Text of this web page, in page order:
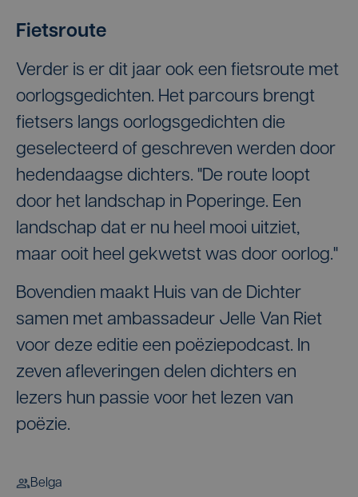
Fietsroute
Verder is er dit jaar ook een fietsroute met
oorlogsgedichten. Het parcours brengt
fietsers langs oorlogsgedichten die
geselecteerd of geschreven werden door
hedendaagse dichters. "De route loopt
door het landschap in Poperinge. Een
landschap dat er nu heel mooi uitziet,
maar ooit heel gekwetst was door oorlog."
Bovendien maakt Huis van de Dichter
samen met ambassadeur Jelle Van Riet
voor deze editie een poëziepodcast. In
zeven afleveringen delen dichters en
lezers hun passie voor het lezen van
poëzie.
Belga